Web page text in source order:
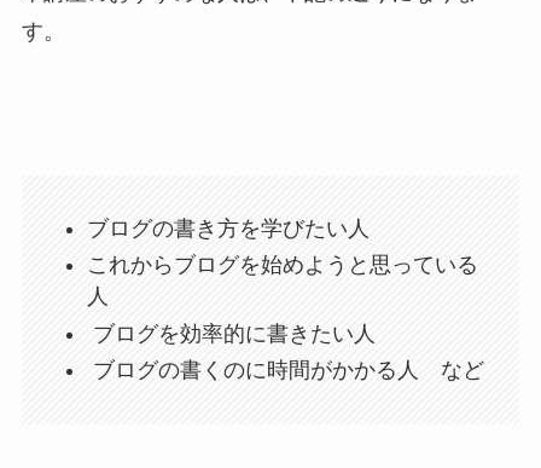
す。
ブログの書き方を学びたい人
これからブログを始めようと思っている
人
ブログを効率的に書きたい人
ブログの書くのに時間がかかる人 など